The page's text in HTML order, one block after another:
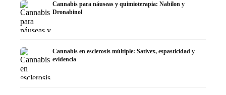
Cannabis para náuseas y quimioterapia: Nabilon y
Dronabinol
Cannabis en esclerosis múltiple: Sativex, espasticidad y
evidencia